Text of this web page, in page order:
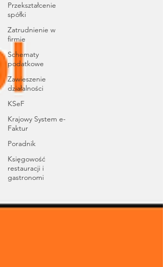
Przekształcenie
spółki
Zatrudnienie w
firmie
Schematy
podatkowe
Zawieszenie
działalności
KSeF
Krajowy System e-
Faktur
Poradnik
Księgowość
restauracji i
gastronomi